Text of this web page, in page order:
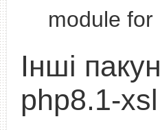
module for
Інші
php8.1-xsl